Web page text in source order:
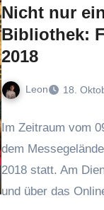
Nicht nur
Bibliothek:
2018
Leon 18.
Im Zeitraum vom
dem
2018 statt. Am
und über das